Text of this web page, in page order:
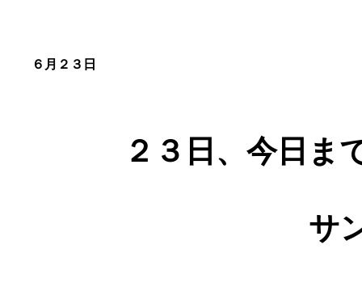
６月２３日
２３日、今日ま
サ